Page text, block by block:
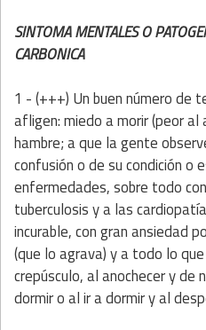
SINTOMA MENTALES O
CARBONICA
1 - (+++) Unbuen número de
afligen: miedo a morir (peor al
hambre; a que la gente
confusión o de su condición o
enfermedades, sobre todo
tuberculosis y a las
incurable, con gran ansiedad
(que lo agrava) y a todo lo
crepúsculo, al anochecer y de
dormir o al ir a dormir y al